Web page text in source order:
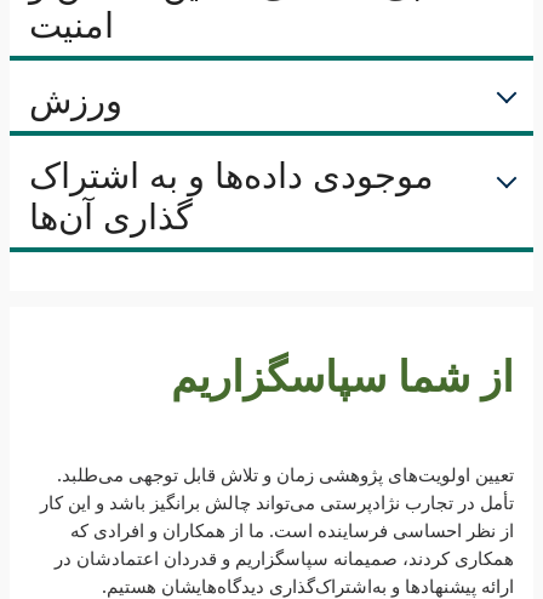
امنیت
ورزش
موجودی داده‌ها و به اشتراک
گذاری آن‌ها
از شما سپاسگزاریم
تعیین اولویت‌های پژوهشی زمان و تلاش قابل توجهی می‌طلبد.
تأمل در تجارب نژادپرستی می‌تواند چالش برانگیز باشد و این کار
از نظر احساسی فرساینده است. ما از همکاران و افرادی که
همکاری کردند، صمیمانه سپاسگزاریم و قدردان اعتمادشان در
ارائه پیشنهادها و به‌اشتراک‌گذاری دیدگاه‌هایشان هستیم.